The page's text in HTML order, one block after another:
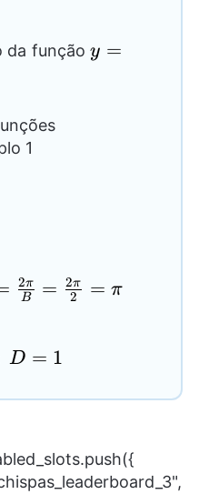
da funçãoy=5
y =
B
2π = 2
2π = π
D=1
D = 1